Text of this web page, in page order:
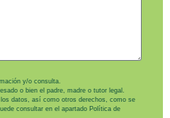
y/o consulta.
o bien el padre, madre o tutor legal.
datos, así como otros derechos, como se
consultar en el apartado Política de